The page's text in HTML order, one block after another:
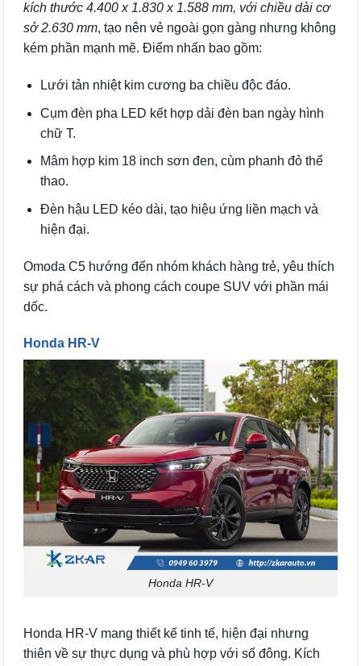
kích thước 4.400 x 1.830 x 1.588 mm, với chiều dài cơ
sở 2.630 mm, tạo nên vẻ ngoài gọn gàng nhưng không
kém phần mạnh mẽ. Điểm nhấn bao gồm:
Lưới tản nhiệt kim cương ba chiều độc đáo.
Cụm đèn pha LED kết hợp dải đèn ban ngày hình
chữ T.
Mâm hợp kim 18 inch sơn đen, cùm phanh đỏ thể
thao.
Đèn hậu LED kéo dài, tạo hiệu ứng liền mạch và
hiện đại.
Omoda C5 hướng đến nhóm khách hàng trẻ, yêu thích
sự phá cách và phong cách coupe SUV với phần mái
dốc.
Honda HR-V
Honda HR-V
Honda HR-V mang thiết kế tinh tế, hiện đại nhưng
thiên về sự thực dụng và phù hợp với số đông. Kích